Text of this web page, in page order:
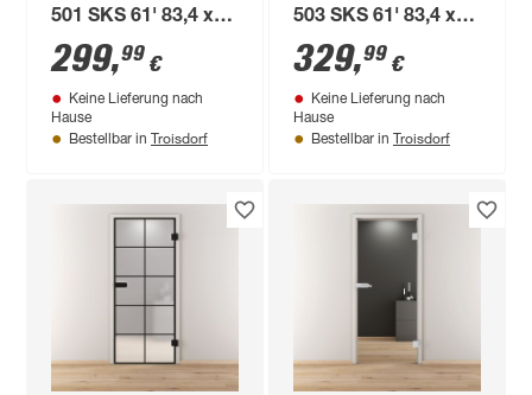
501 SKS 61' 83,4 x
197,2 cm, rechts
299,99 €
Keine Lieferung nach
Hause
Bestellbar in Troisdorf
503 SKS 61' 83,4 x
197,2 cm, rechts
329,99 €
Keine Lieferung nach
Hause
Bestellbar in Troisdorf